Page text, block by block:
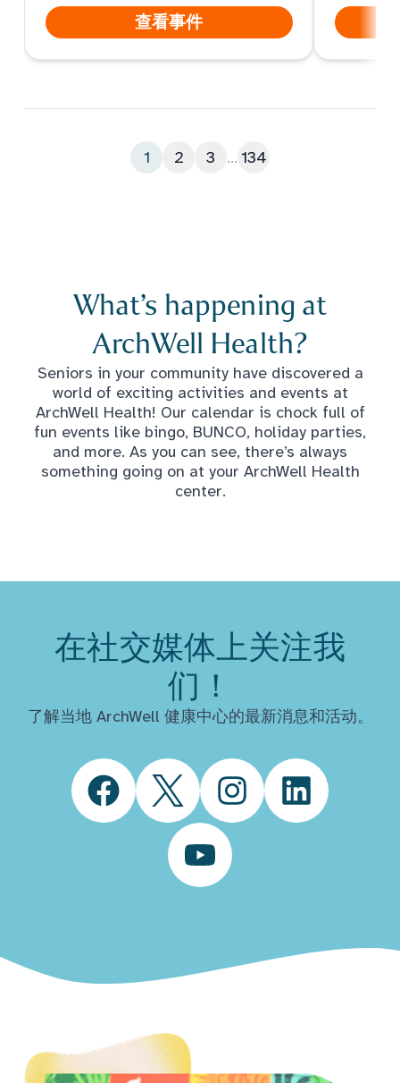
查看事件
1 2 3 ... 134
What’s happening at
ArchWell Health?
Seniors in your community have discovered a
world of exciting activities and events at
ArchWell Health! Our calendar is chock full of
fun events like bingo, BUNCO, holiday parties,
and more. As you can see, there’s always
something going on at your ArchWell Health
center.
在社交媒体上关注我
们！
了解当地 ArchWell 健康中心的最新消息和活动。
FacebookTwitter InstagramLinkedIn
YouTube